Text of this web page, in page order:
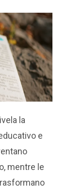
la
e
mentre le